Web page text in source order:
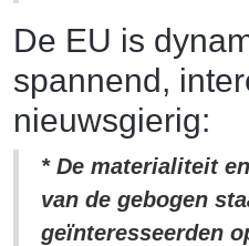
De EU is
spannend,
nieuwsgierig:
* De materialiteit
van de gebogen
geïnteresseerden